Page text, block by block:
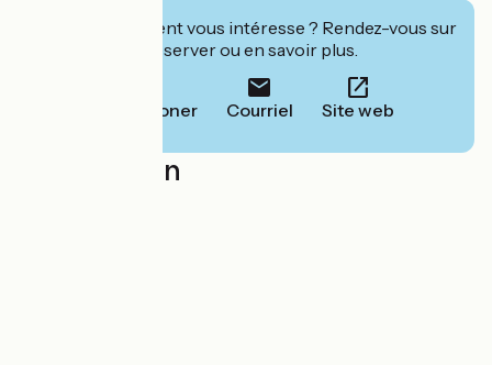
Cet établissement vous intéresse ? Rendez-vous sur
leur site pour réserver ou en savoir plus.
Téléphoner Courriel Site web
Localisation